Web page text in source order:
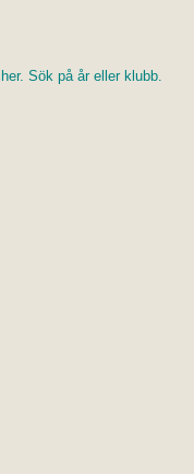
Sök på år eller klubb.